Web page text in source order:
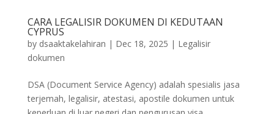
CARA LEGALISIR DOKUMEN DI KEDUTAAN
CYPRUS
by dsaaktakelahiran | Dec 18, 2025 | Legalisir
dokumen
DSA (Document Service Agency) adalah spesialis jasa
terjemah, legalisir, atestasi, apostile dokumen untuk